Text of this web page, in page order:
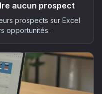
aucun prospect
prospects sur Excel
opportunités
soirées.